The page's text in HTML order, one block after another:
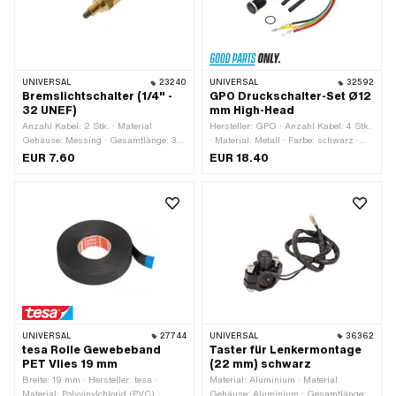
UNIVERSAL 23240
Bremslichtschalter (1/4" -
32 UNEF)
Anzahl Kabel: 2 Stk. · Material
Gehäuse: Messing · Gesamtlänge: 36
mm · Gewindeart: MF6x0.75
EUR 7.60
UNIVERSAL 32592
GPO Druckschalter-Set Ø12
mm High-Head
Hersteller: GPO · Anzahl Kabel: 4 Stk.
· Material: Metall · Farbe: schwarz ·
Gesamtlänge: 27 mm · Gewindeart:
EUR 18.40
UNIVERSAL 27744
tesa Rolle Gewebeband
PET Vlies 19 mm
Breite: 19 mm · Hersteller: tesa ·
Material: Polyvinylchlorid (PVC) ·
UNIVERSAL 36362
Taster für Lenkermontage
(22 mm) schwarz
Material: Aluminium · Material
Gehäuse: Aluminium · Gesamtlänge: